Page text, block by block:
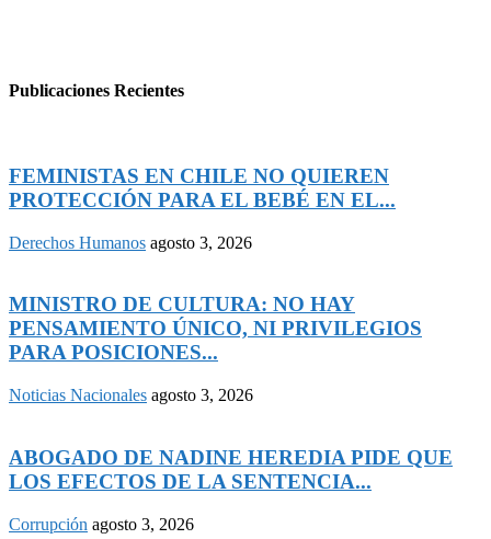
Publicaciones Recientes
FEMINISTAS EN CHILE NO QUIEREN
PROTECCIÓN PARA EL BEBÉ EN EL...
Derechos Humanos agosto 3, 2026
MINISTRO DE CULTURA: NO HAY
PENSAMIENTO ÚNICO, NI PRIVILEGIOS
PARA POSICIONES...
Noticias Nacionales agosto 3, 2026
ABOGADO DE NADINE HEREDIA PIDE QUE
LOS EFECTOS DE LA SENTENCIA...
Corrupción agosto 3, 2026